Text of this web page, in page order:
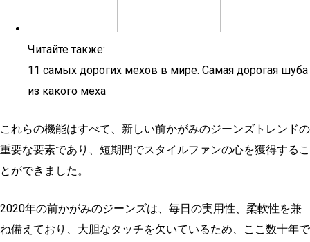
Читайте также:
11 самых дорогих мехов в мире. Самая дорогая шуба
из какого меха
これらの機能はすべて、新しい前かがみのジーンズトレンドの
重要な要素であり、短期間でスタイルファンの心を獲得するこ
とができました。
2020年の前かがみのジーンズは、毎日の実用性、柔軟性を兼
ね備えており、大胆なタッチを欠いているため、ここ数十年で